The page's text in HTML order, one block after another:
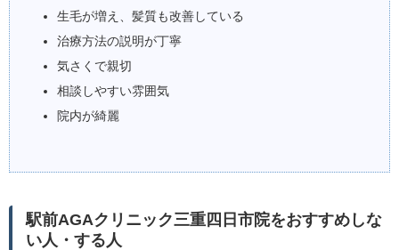
生毛が増え、髪質も改善している
治療方法の説明が丁寧
気さくで親切
相談しやすい雰囲気
院内が綺麗
駅前AGAクリニック三重四日市院をおすすめしな
い人・する人